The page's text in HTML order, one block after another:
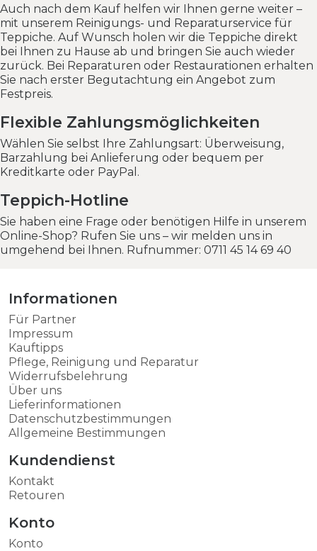
Auch nach dem Kauf helfen wir Ihnen gerne weiter –
mit unserem Reinigungs- und Reparaturservice für
Teppiche. Auf Wunsch holen wir die Teppiche direkt
bei Ihnen zu Hause ab und bringen Sie auch wieder
zurück. Bei Reparaturen oder Restaurationen erhalten
Sie nach erster Begutachtung ein Angebot zum
Festpreis.
Flexible Zahlungsmöglichkeiten
Wählen Sie selbst Ihre Zahlungsart: Überweisung,
Barzahlung bei Anlieferung oder bequem per
Kreditkarte oder PayPal.
Teppich-Hotline
Sie haben eine Frage oder benötigen Hilfe in unserem
Online-Shop? Rufen Sie uns – wir melden uns in
umgehend bei Ihnen. Rufnummer: 0711 45 14 69 40
Informationen
Für Partner
Impressum
Kauftipps
Pflege, Reinigung und Reparatur
Widerrufsbelehrung
Über uns
Lieferinformationen
Datenschutzbestimmungen
Allgemeine Bestimmungen
Kundendienst
Kontakt
Retouren
Konto
Konto